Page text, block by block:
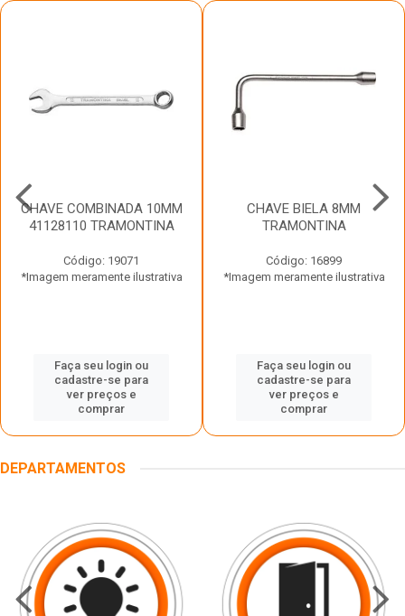
CHAVE COMBINADA 10MM
41128110 TRAMONTINA
Código: 19071
*Imagem meramente ilustrativa
Faça seu login ou
cadastre-se para
ver preços e
comprar
CHAVE BIELA 8MM
TRAMONTINA
Código: 16899
*Imagem meramente ilustrativa
Faça seu login ou
cadastre-se para
ver preços e
comprar
DEPARTAMENTOS